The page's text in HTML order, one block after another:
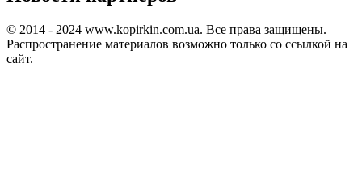
© 2014 - 2024 www.kopirkin.com.ua. Все права защищены.
Распространение материалов возможно только со ссылкой на
сайт.